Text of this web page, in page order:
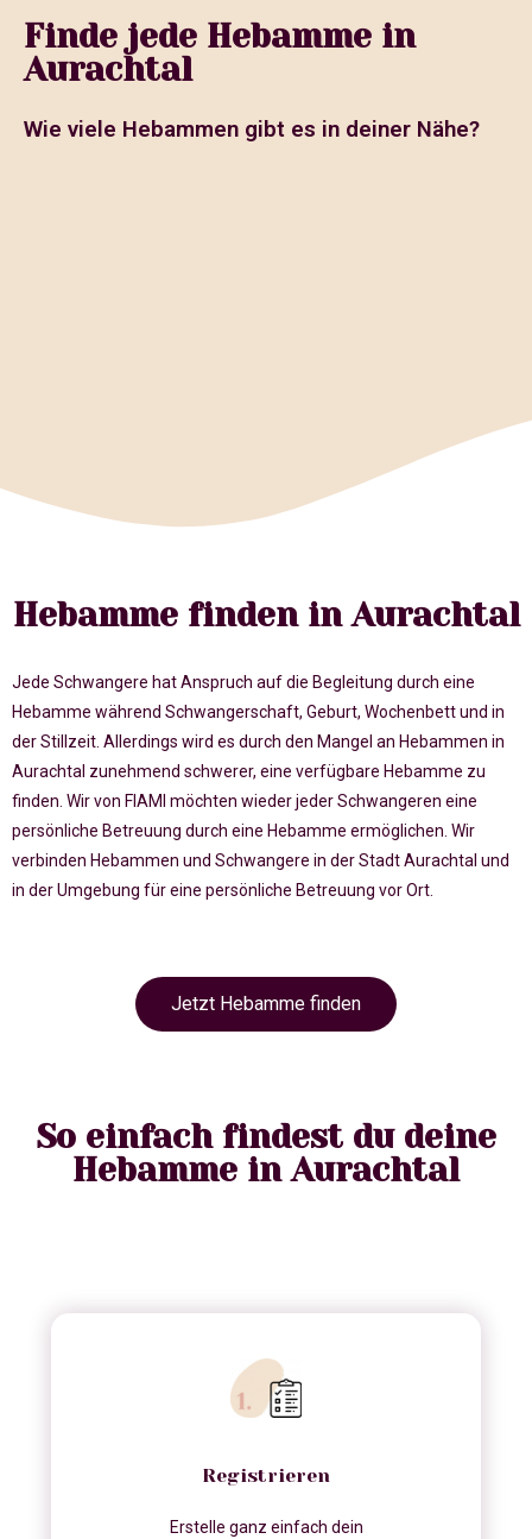
Finde jede Hebamme in
Aurachtal
Wie viele Hebammen gibt es in deiner Nähe?
Hebamme finden in Aurachtal
Jede Schwangere hat Anspruch auf die Begleitung durch eine
Hebamme während Schwangerschaft, Geburt, Wochenbett und in
der Stillzeit. Allerdings wird es durch den Mangel an Hebammen in
Aurachtal zunehmend schwerer, eine verfügbare Hebamme zu
finden. Wir von FIAMI möchten wieder jeder Schwangeren eine
persönliche Betreuung durch eine Hebamme ermöglichen. Wir
verbinden Hebammen und Schwangere in der Stadt Aurachtal und
in der Umgebung für eine persönliche Betreuung vor Ort.
Jetzt Hebamme finden
So einfach findest du deine
Hebamme in Aurachtal
Registrieren
Erstelle ganz einfach dein